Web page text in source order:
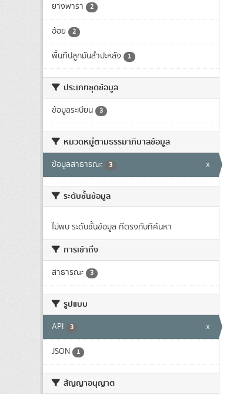
ยางพารา 2
อ้อย 2
พื้นที่ปลูกมันสำปะหลัง 1
ประเภทชุดข้อมูล
ข้อมูลระเบียน 3
หมวดหมู่ตามธรรมาภิบาลข้อมูล
ข้อมูลสาธารณะ 3 x
ระดับชั้นข้อมูล
ไม่พบ ระดับชั้นข้อมูล ที่ตรงกับที่ค้นหา
การเข้าถึง
สาธารณะ 3
รูปแบบ
API 3 x
JSON 1
สัญญาอนุญาต